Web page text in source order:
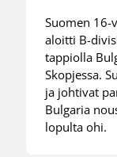
Suomen
aloitti B-
tappiolla
Skopjessa.
ja johtivat
Bulgaria
lopulta ohi.